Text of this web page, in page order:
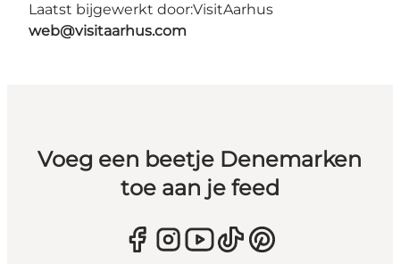
Laatst bijgewerkt door:VisitAarhus
web@visitaarhus.com
Voeg een beetje Denemarken
toe aan je feed